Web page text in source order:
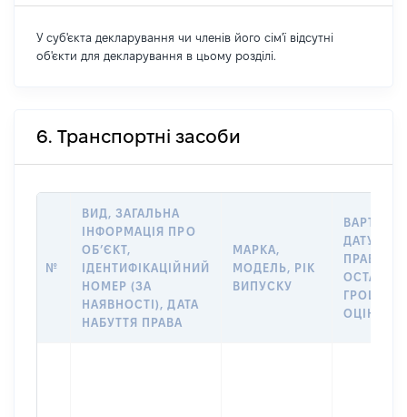
У суб'єкта декларування чи членів його сім'ї відсутні
об'єкти для декларування в цьому розділі.
6. Транспортні засоби
№
ВИД, ЗАГАЛЬНА
ІНФОРМАЦІЯ ПРО
ОБʼЄКТ,
ІДЕНТИФІКАЦІЙНИЙ
НОМЕР (ЗА
НАЯВНОСТІ), ДАТА
НАБУТТЯ ПРАВА
МАРКА,
МОДЕЛЬ, РІК
ВИПУСКУ
ДАТУ
ПРАВА